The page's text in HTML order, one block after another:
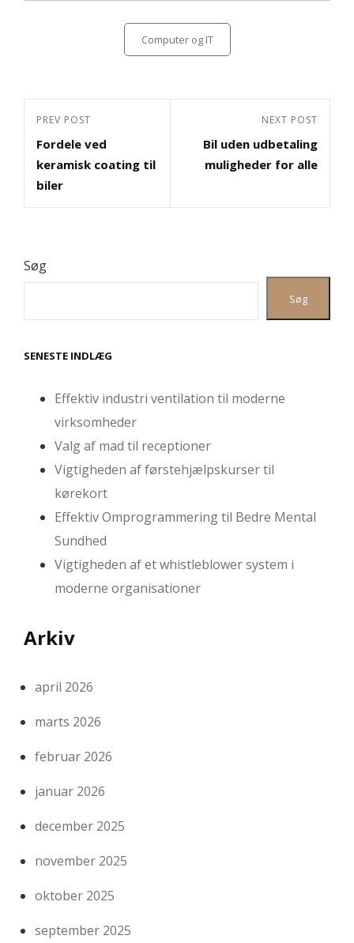
Computer og IT
Indlægsnavigation
Previous
Post
PREV POST
Fordele ved
keramisk coating til
biler
Post
NEXT POST
Bil uden udbetaling
muligheder for alle
Søg
Søg
SENESTE INDLÆG
Effektiv industri ventilation til moderne
virksomheder
Valg af mad til receptioner
Vigtigheden af førstehjælpskurser til
kørekort
Effektiv Omprogrammering til Bedre Mental
Sundhed
Vigtigheden af et whistleblower system i
moderne organisationer
Arkiv
april 2026
marts 2026
februar 2026
januar 2026
december 2025
november 2025
oktober 2025
september 2025